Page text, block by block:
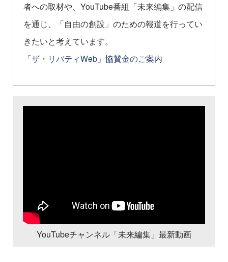
者への取材や、YouTube番組「未来編集」の配信
を通じ、「自由の創設」のための報道を行ってい
きたいと考えています。
「ザ・リバティWeb」協賛金のご案内
YouTubeチャンネル「未来編集」最新動画